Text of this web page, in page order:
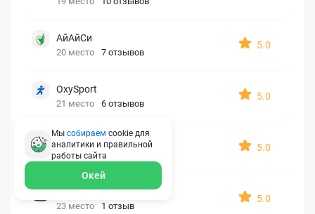
АйАйСи
20 место 7 отзывов
5.0
OxySport
21 место 6 отзывов
5.0
ERGO AXA
22 место 2 отзыва
5.0
Oxy Travel Premium
23 место 1 отзыв
5.0
Мы собираем cookie для
аналитики и правильной
работы сайта
Окей